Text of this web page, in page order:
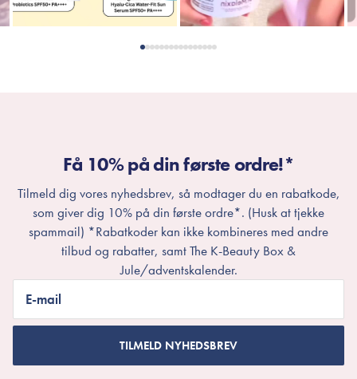
Få 10% på din første ordre!*
Tilmeld dig vores nyhedsbrev, så modtager du en rabatkode,
som giver dig 10% på din første ordre*. (Husk at tjekke
spammail) *Rabatkoder kan ikke kombineres med andre
tilbud og rabatter, samt The K-Beauty Box &
Jule/adventskalender.
E-mail
TILMELD NYHEDSBREV